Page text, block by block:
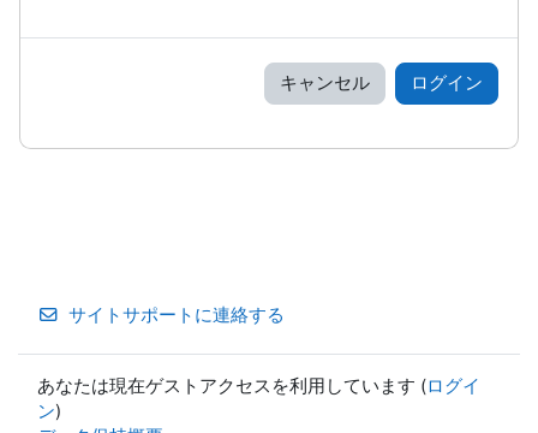
キャンセル ログイン
サイトサポートに連絡する
あなたは現在ゲストアクセスを利用しています (ログイ
ン)